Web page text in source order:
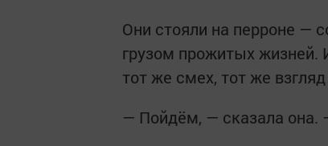
Они стояли на перроне —
грузом прожитых жизней.
тот же смех, тот же
— Пойдём, — сказала она.